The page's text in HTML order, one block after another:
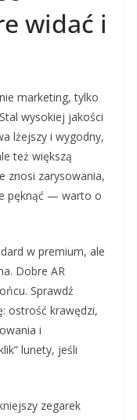
widać i
marketing, tylko
wysokiej jakości
lżejszy i wygodny,
też większą
znosi zarysowania,
pęknąć — warto o
w premium, ale
Dobre AR
Sprawdź
ostrość krawędzi,
i
lunety, jeśli
zegarek